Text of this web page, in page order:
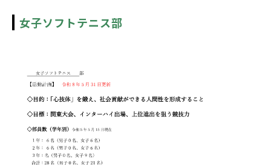
女子ソフトテニス部